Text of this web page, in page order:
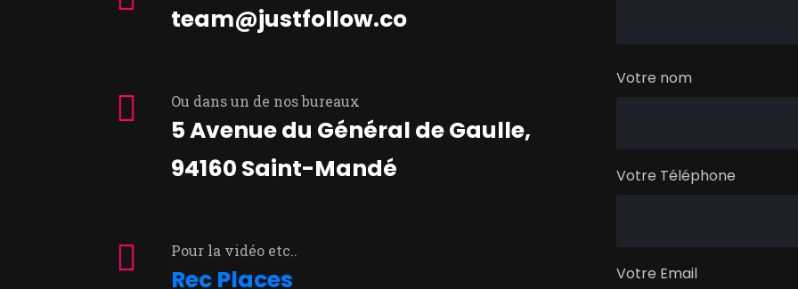
team@justfollow.co
Ou dans un de nos bureaux
5 Avenue du Général de Gaulle,
94160 Saint-Mandé
Pour la vidéo etc..
Rec Places
Votre nom
Votre Téléphone
Votre Email